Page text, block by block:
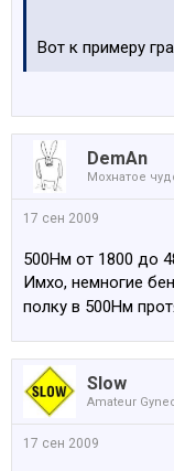
Вот к примеру
DemAn
Мохнатое
17 сен 2009
500Нм от 1800 до
Имхо, немногие
полку в 500Нм
Slow
Amateur
17 сен 2009